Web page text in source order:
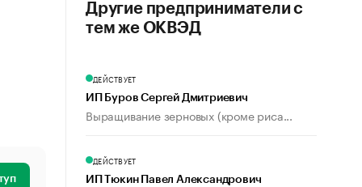
Другие предприниматели с
тем же ОКВЭД
ДЕЙСТВУЕТ
ИП Буров Сергей Дмитриевич
Выращивание зерновых (кроме риса...
ДЕЙСТВУЕТ
ИП Тюкин Павел Александрович